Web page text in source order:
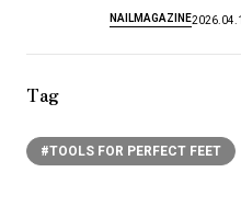
NAILMAGAZINE
Tag
#TOOLS FOR PERFECT FEET